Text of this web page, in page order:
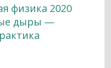
физика 2020
дыры —